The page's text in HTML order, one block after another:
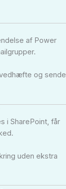
af Power
og sende
i SharePoint, får
uden ekstra